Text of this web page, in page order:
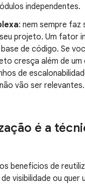
independentes.
: nem sempre faz
projeto. Um fator
de código. Se
cresça além de um
de
vão ser relevantes.
é a
benefícios de
visibilidade ou quer